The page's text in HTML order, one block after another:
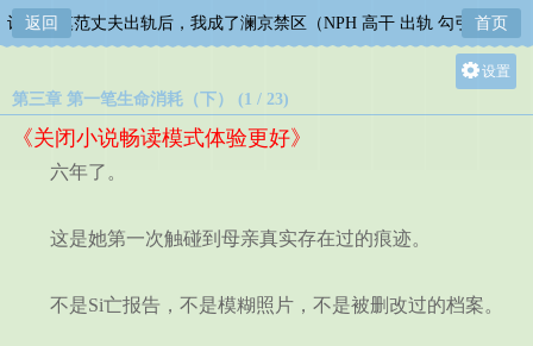
返回
让四位模范丈夫出轨后，我成了澜京禁区（NPH 高干 出轨 勾引 系统）
首页
设置
第三章 第一笔生命消耗（下） (1 / 23)
《关闭小说畅读模式体验更好》
六年了。
这是她第一次触碰到母亲真实存在过的痕迹。
不是Si亡报告，不是模糊照片，不是被删改过的档案。